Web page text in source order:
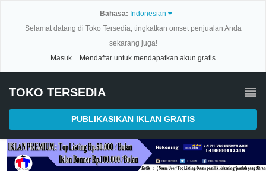
Bahasa: Indonesian
Selamat datang di Toko Tersedia, tingkatkan omset penjualan Anda
sekarang juga!
Masuk
Mendaftar untuk mendapatkan akun gratis
TOKO TERSEDIA
PUBLIKASIKAN IKLAN GRATIS